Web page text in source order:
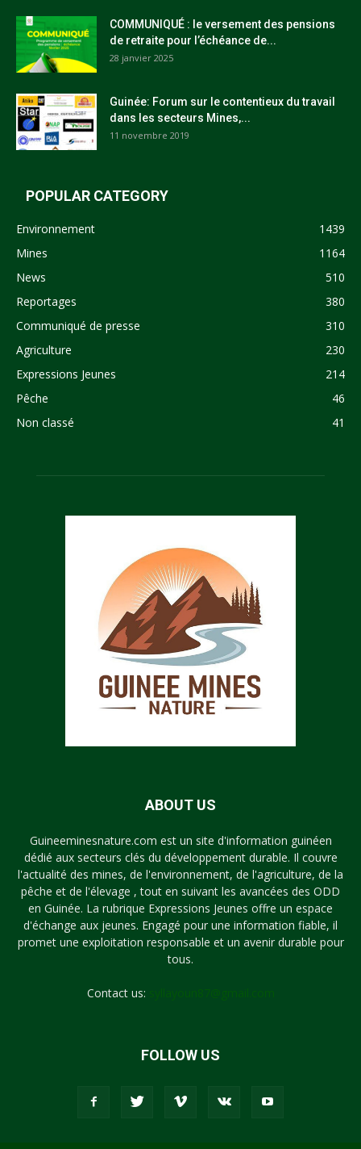
COMMUNIQUÉ : le versement des pensions
de retraite pour l’échéance de...
28 janvier 2025
Guinée: Forum sur le contentieux du travail
dans les secteurs Mines,...
11 novembre 2019
POPULAR CATEGORY
Environnement
1439
Mines
1164
News
510
Reportages
380
Communiqué de presse
310
Agriculture
230
Expressions Jeunes
214
Pêche
46
Non classé
41
ABOUT US
Guineeminesnature.com est un site d'information guinéen
dédié aux secteurs clés du développement durable. Il couvre
l'actualité des mines, de l'environnement, de l'agriculture, de la
pêche et de l'élevage , tout en suivant les avancées des ODD
en Guinée. La rubrique Expressions Jeunes offre un espace
d'échange aux jeunes. Engagé pour une information fiable, il
promet une exploitation responsable et un avenir durable pour
tous.
Contact us:
FOLLOW US